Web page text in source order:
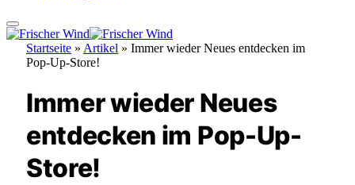
Startseite » Artikel » Immer wieder Neues entdecken im
Pop-Up-Store!
Immer wieder Neues
entdecken im Pop-Up-
Store!